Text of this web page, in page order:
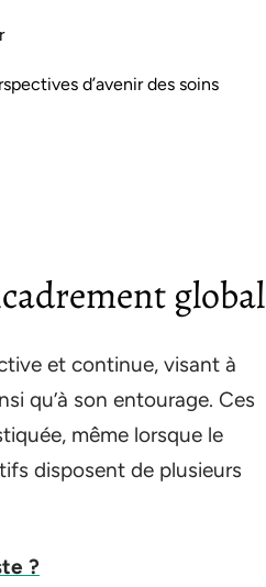
d’avenir des soins
global
et continue, visant à
qu’à son entourage. Ces
même lorsque le
disposent de plusieurs
?